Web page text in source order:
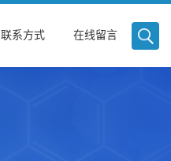
联系方式 在线留言